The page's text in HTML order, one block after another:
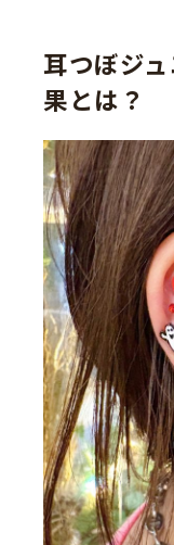
耳つぼジ
果とは？